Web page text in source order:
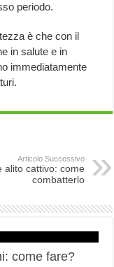
periodo.
è che con il
in salute e in
immediatamente
Articolo Successivo
alito cattivo: come
combatterlo
come fare?